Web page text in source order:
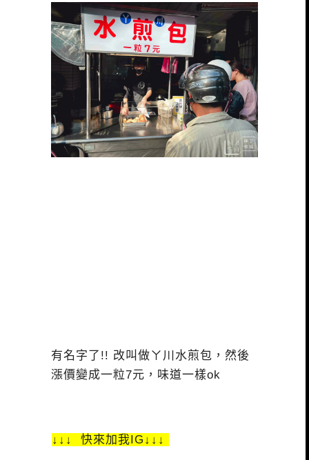
有名字了!! 改叫做ㄚ川水煎包，然後
漲價變成一粒7元，味道一樣ok
↓↓↓ 快來加我IG↓↓↓